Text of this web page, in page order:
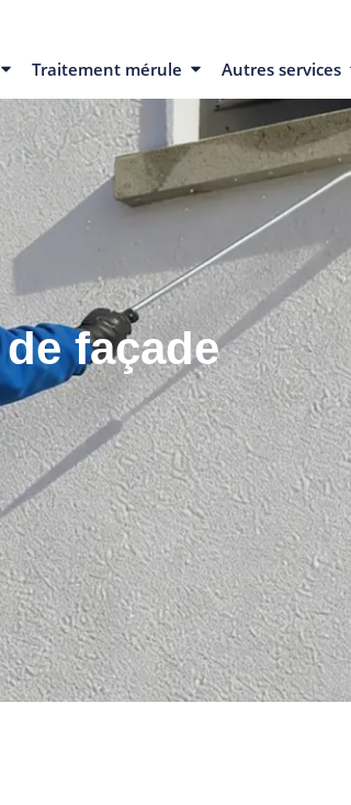
Traitement mérule Autres services
façade